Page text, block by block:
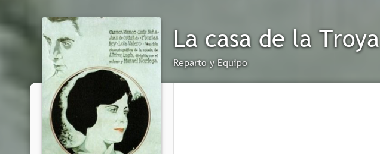
La casa de la Troya
Reparto y Equipo